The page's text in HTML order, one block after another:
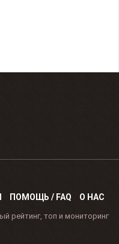
ПОМОЩЬ / FAQ О НАС
рейтинг, топ и мониторинг